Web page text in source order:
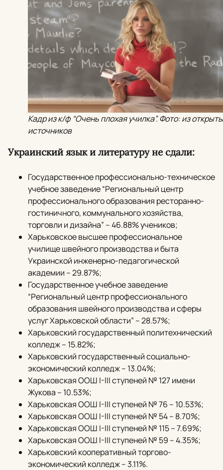
Кадр из к/ф “Очень плохая училка”. Фото: из
источников
Украинский язык и литературу не сдали:
Государственное профессионально-техническое
учебное заведение “Региональный центр
профессионального образования ресторанно-
гостиничного, коммунального хозяйства,
торговли и дизайна” – 46.88% учеников;
Харьковское высшее профессиональное
училище швейного производства и быта
Украинской инженерно-педагогической
академии – 29.87%;
Государственное учебное заведение
“Региональный центр профессионального
образования швейного производства и сферы
услуг Харьковской области” – 28.57%;
Харьковский государственный политехнический
колледж – 15.82%;
Харьковский государственный социально-
экономический колледж – 13.04%;
Харьковская ООШ I-III ступеней № 127 имени
Жукова – 10.53%;
Харьковская ООШ I-III ступеней № 76 – 10.53%;
Харьковская ООШ I-III ступеней № 54 – 8.70%;
Харьковская ООШ I-III ступеней № 115 – 7.69%;
Харьковская ООШ I-III ступеней № 59 – 4.35%;
Харьковский кооперативный торгово-
экономический колледж – 3.11%.